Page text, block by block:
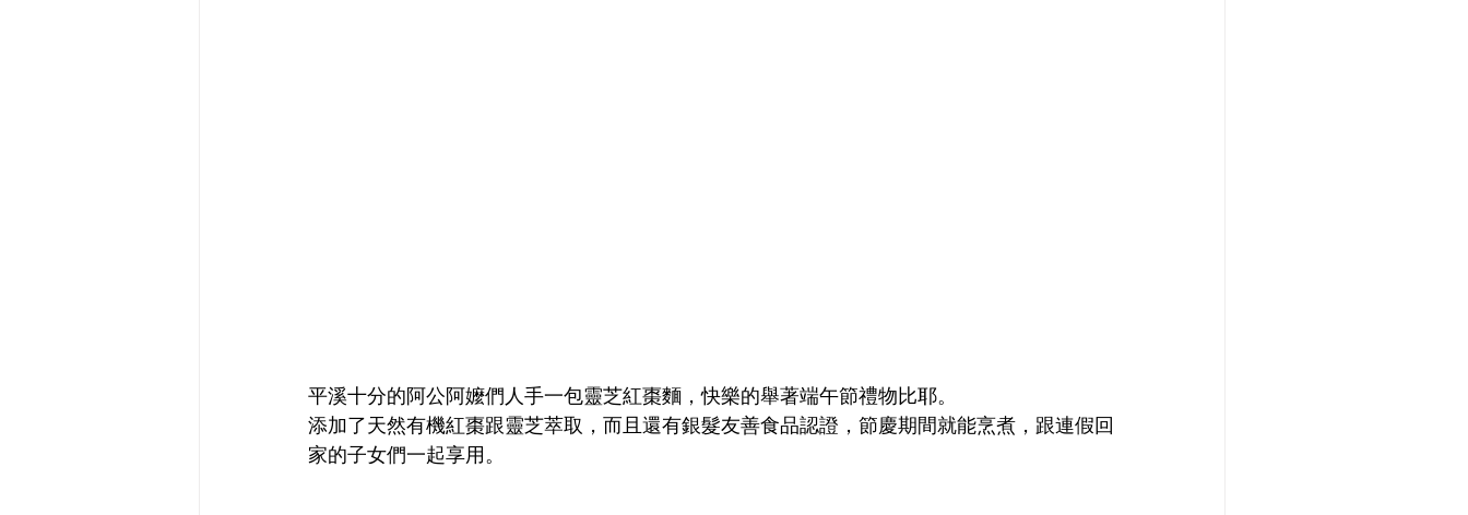
平溪十分的阿公阿嬤們人手一包靈芝紅棗麵，快樂的舉著端午節禮物比耶。
添加了天然有機紅棗跟靈芝萃取，而且還有銀髮友善食品認證，節慶期間就能烹煮，跟連假回
家的子女們一起享用。